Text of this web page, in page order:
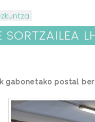
SORTZAILEA
gabonetako postal